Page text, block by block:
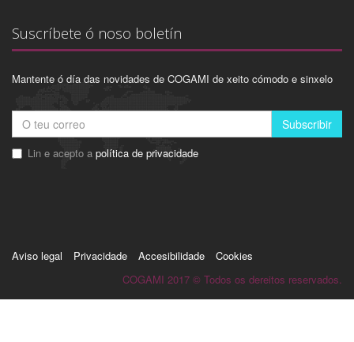
Suscríbete ó noso boletín
Mantente ó día das novidades de COGAMI de xeito cómodo e sinxelo
Subscribir
Lin e acepto a política de privacidade
Aviso legal Privacidade Accesibilidade
Cookies
COGAMI 2017 © Todos os dereitos reservados.